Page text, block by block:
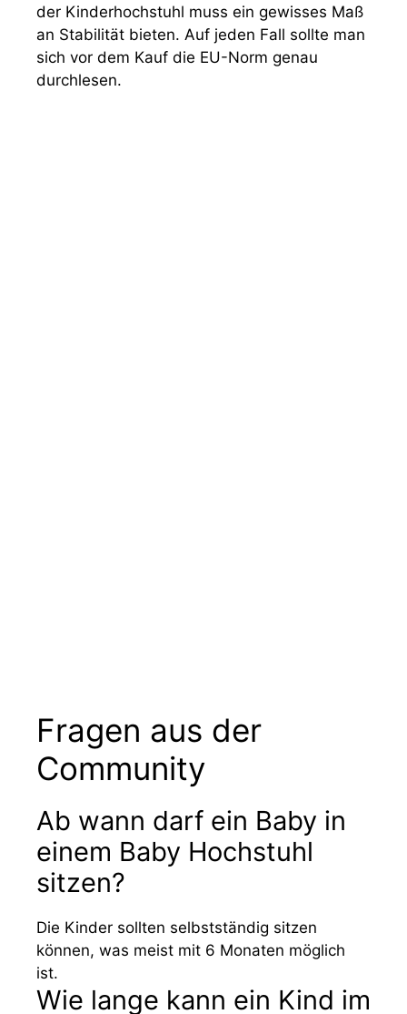
der Kinderhochstuhl muss ein gewisses Maß
an Stabilität bieten. Auf jeden Fall sollte man
sich vor dem Kauf die EU-Norm genau
durchlesen.
Fragen aus der
Community
Ab wann darf ein Baby in
einem Baby Hochstuhl
sitzen?
Die Kinder sollten selbstständig sitzen
können, was meist mit 6 Monaten möglich
ist.
Wie lange kann ein Kind im